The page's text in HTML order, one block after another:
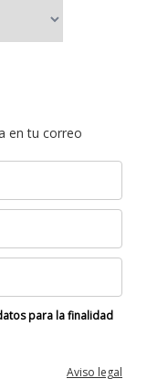
en tu correo
para la finalidad
Aviso legal